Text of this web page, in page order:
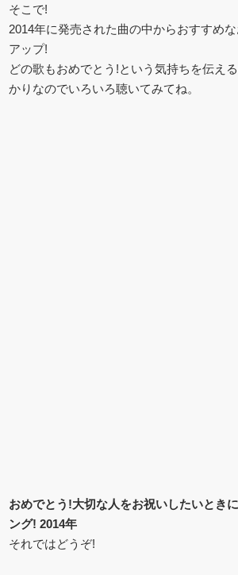
そこで!
2014年に発売された曲の中からおすすめ
アップ!
どの歌もおめでとう!という気持ちを伝え
かりなのでいろいろ聴いてみてね。
おめでとう!大切な人をお祝いしたいとき
ング! 2014年
それではどうぞ!